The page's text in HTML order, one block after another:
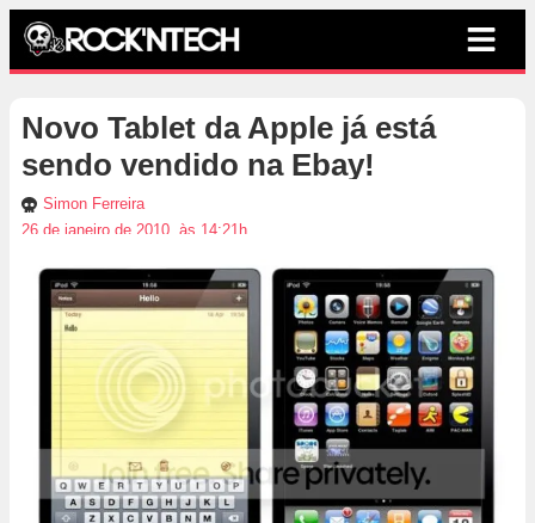
Novo Tablet da Apple já está
sendo vendido na Ebay!
Simon Ferreira
26 de janeiro de 2010, às 14:21h